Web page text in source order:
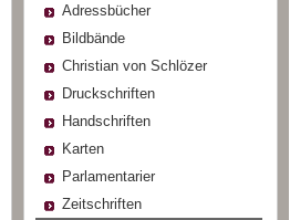
Adressbücher
Bildbände
Christian von Schlözer
Druckschriften
Handschriften
Karten
Parlamentarier
Zeitschriften